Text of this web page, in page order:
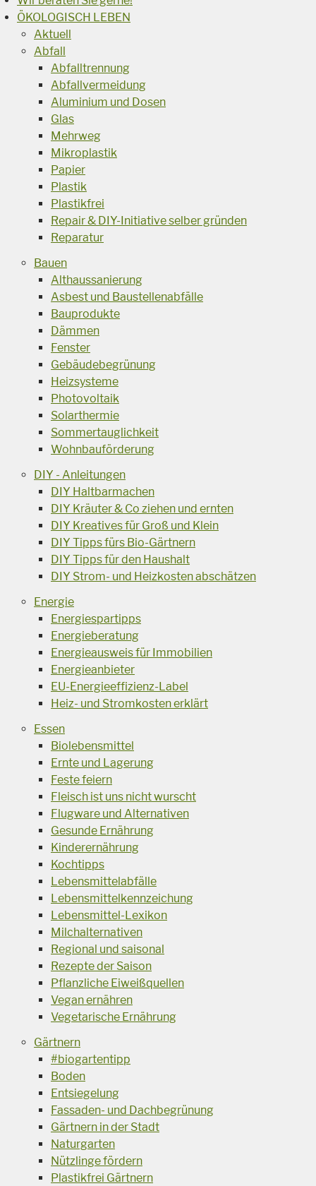
ÖKOLOGISCH LEBEN
Aktuell
Abfall
Abfalltrennung
Abfallvermeidung
Aluminium und Dosen
Glas
Mehrweg
Mikroplastik
Papier
Plastik
Plastikfrei
Repair & DIY-Initiative selber gründen
Reparatur
Bauen
Althaussanierung
Asbest und Baustellenabfälle
Bauprodukte
Dämmen
Fenster
Gebäudebegrünung
Heizsysteme
Photovoltaik
Solarthermie
Sommertauglichkeit
Wohnbauförderung
DIY - Anleitungen
DIY Haltbarmachen
DIY Kräuter & Co ziehen und ernten
DIY Kreatives für Groß und Klein
DIY Tipps fürs Bio-Gärtnern
DIY Tipps für den Haushalt
DIY Strom- und Heizkosten abschätzen
Energie
Energiespartipps
Energieberatung
Energieausweis für Immobilien
Energieanbieter
EU-Energieeffizienz-Label
Heiz- und Stromkosten erklärt
Essen
Biolebensmittel
Ernte und Lagerung
Feste feiern
Fleisch ist uns nicht wurscht
Flugware und Alternativen
Gesunde Ernährung
Kinderernährung
Kochtipps
Lebensmittelabfälle
Lebensmittelkennzeichung
Lebensmittel-Lexikon
Milchalternativen
Regional und saisonal
Rezepte der Saison
Pflanzliche Eiweißquellen
Vegan ernähren
Vegetarische Ernährung
Gärtnern
#biogartentipp
Boden
Entsiegelung
Fassaden- und Dachbegrünung
Gärtnern in der Stadt
Naturgarten
Nützlinge fördern
Plastikfrei Gärtnern